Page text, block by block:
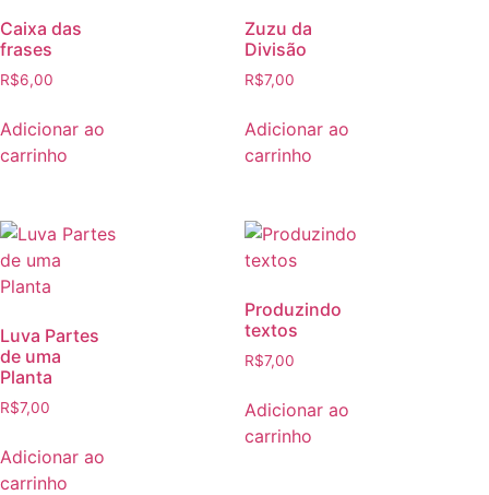
Caixa das
frases
R$6,00
Adicionar ao
carrinho
Zuzu da
Divisão
R$7,00
Adicionar ao
carrinho
Luva Partes
de uma
Planta
R$7,00
Adicionar ao
carrinho
Produzindo
textos
R$7,00
Adicionar ao
carrinho